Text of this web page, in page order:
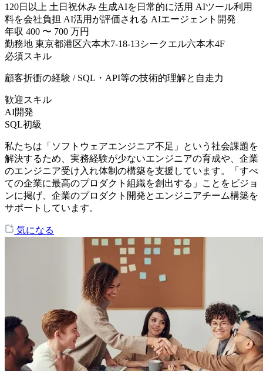
120日以上 土日祝休み 生成AIを日常的に活用 AIツール利用
料を会社負担 AI活用が評価される AIエージェント開発
年収 400 〜 700 万円
勤務地 東京都港区六本木7-18-13シークエル六本木4F
必須スキル
顧客折衝の経験 / SQL・API等の技術的理解と自走力
歓迎スキル
AI開発
SQL初級
私たちは「ソフトウェアエンジニア不足」という社会課題を
解決するため、実務経験が少ないエンジニアの育成や、企業
のエンジニア受け入れ体制の構築を支援しています。「すべ
ての企業に最高のプロダクト組織を創出する」ことをビジョ
ンに掲げ、企業のプロダクト開発とエンジニアチーム構築を
サポートしています。
気になる